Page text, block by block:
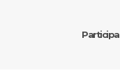
Participa